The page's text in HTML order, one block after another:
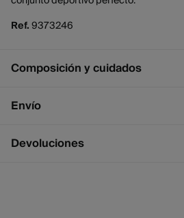
Ref.9373246
Composición y cuidados
Composición
Envío
Envío a tienda
Devoluciones